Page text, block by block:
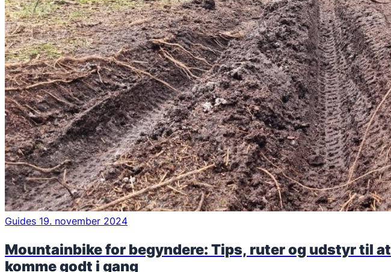
Guides 19. november 2024
Mountainbike for begyndere: Tips, ruter og udstyr til at
komme godt i gang